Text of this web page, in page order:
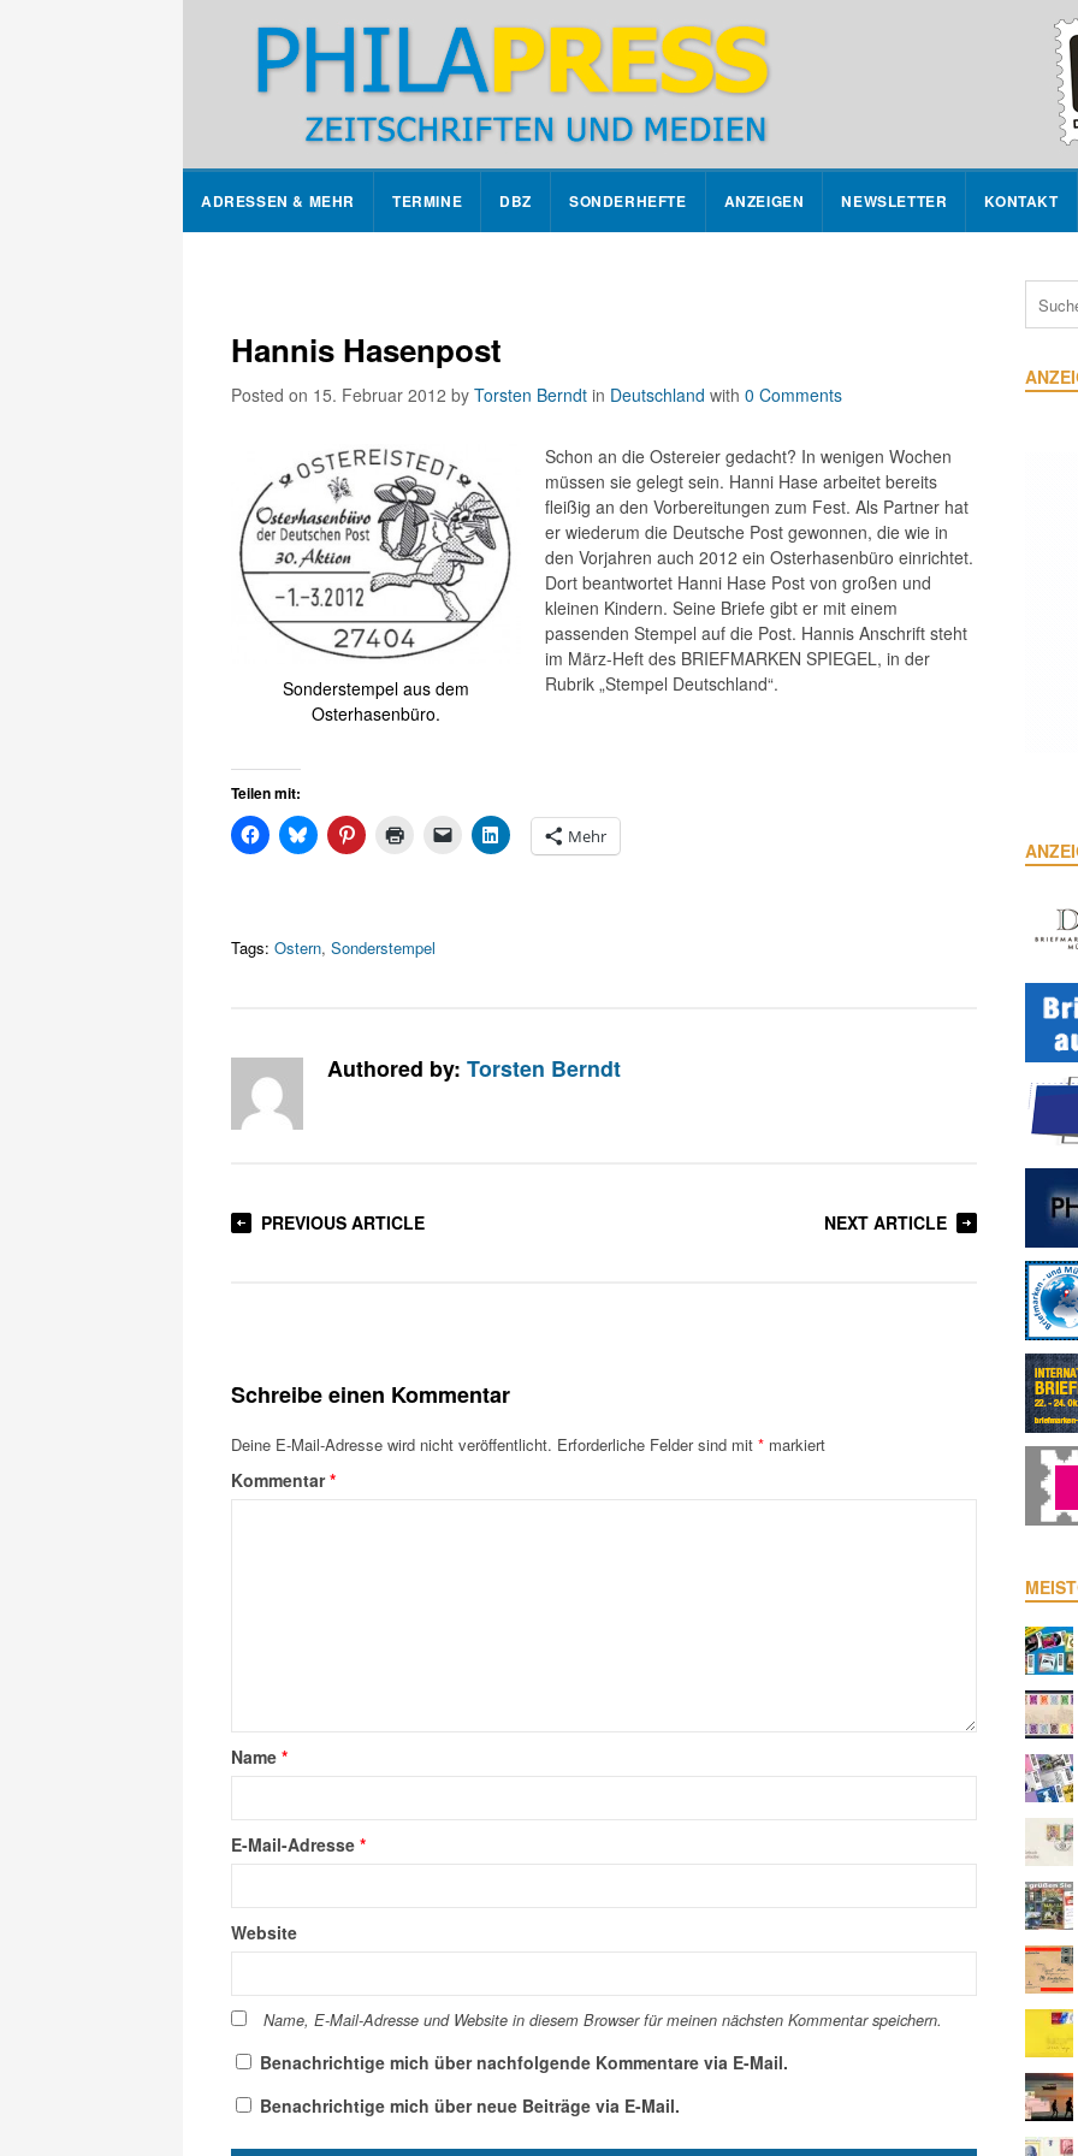
ADRESSEN & MEHR TERMINE DBZ SONDERHEFTE ANZEIGEN NEWSLETTER KONTAKT
Hannis Hasenpost
Posted on 15. Februar 2012 by Torsten Berndt in Deutschland with 0 Comments
Sonderstempel aus dem
Osterhasenbüro.
Schon an die Ostereier gedacht? In wenigen Wochen
müssen sie gelegt sein. Hanni Hase arbeitet bereits
fleißig an den Vorbereitungen zum Fest. Als Partner hat
er wiederum die Deutsche Post gewonnen, die wie in
den Vorjahren auch 2012 ein Osterhasenbüro einrichtet.
Dort beantwortet Hanni Hase Post von großen und
kleinen Kindern. Seine Briefe gibt er mit einem
passenden Stempel auf die Post. Hannis Anschrift steht
im März-Heft des BRIEFMARKEN SPIEGEL, in der
Rubrik „Stempel Deutschland“.
Teilen mit:
Mehr
Tags: Ostern, Sonderstempel
Authored by: Torsten Berndt
PREVIOUS ARTICLE NEXT ARTICLE
Schreibe einen Kommentar
Deine E-Mail-Adresse wird nicht veröffentlicht. Erforderliche Felder sind mit * markiert
Kommentar*
Name *
E-Mail-Adresse *
Website
Name, E-Mail-Adresse und Website in diesem Browser für meinen nächsten Kommentar speichern.
Benachrichtige mich über nachfolgende Kommentare via E-Mail.
Benachrichtige mich über neue Beiträge via E-Mail.